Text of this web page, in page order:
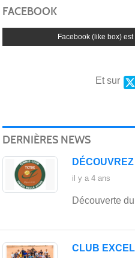
FACEBOOK
Facebook (like box) est
Et sur
DERNIÈRES NEWS
il y a 4 ans
Découverte
CLUB